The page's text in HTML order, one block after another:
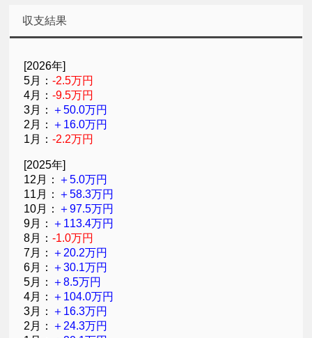
収支結果
[2026年]
5月：-2.5万円
4月：-9.5万円
3月： ＋50.0万円
2月： ＋16.0万円
1月：-2.2万円
[2025年]
12月： ＋5.0万円
11月： ＋58.3万円
10月： ＋97.5万円
9月： ＋113.4万円
8月：-1.0万円
7月： ＋20.2万円
6月： ＋30.1万円
5月： ＋8.5万円
4月： ＋104.0万円
3月： ＋16.3万円
2月： ＋24.3万円